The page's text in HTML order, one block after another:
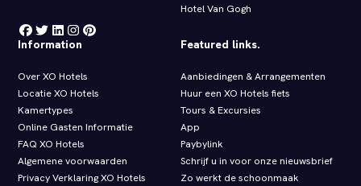
Hotel Van Gogh
Information
Over XO Hotels
Locatie XO Hotels
Kamertypes
Online Gasten Informatie
FAQ XO Hotels
Algemene voorwaarden
Privacy Verklaring XO Hotels
Featured links.
Aanbiedingen & Arrangementen
Huur een XO Hotels fiets
Tours & Excursies
App
Paybylink
Schrijf u in voor onze nieuwsbrief
Zo werkt de schoonmaak